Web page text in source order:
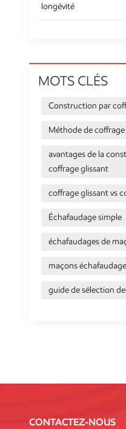
longévité
MOTS CLÉS
Construction par
Méthode de
avantages de la
coffrage glissant
coffrage glissant vs
Échafaudage simple
échafaudages de
maçons
guide de sélection
CONTACTEZ-NOUS